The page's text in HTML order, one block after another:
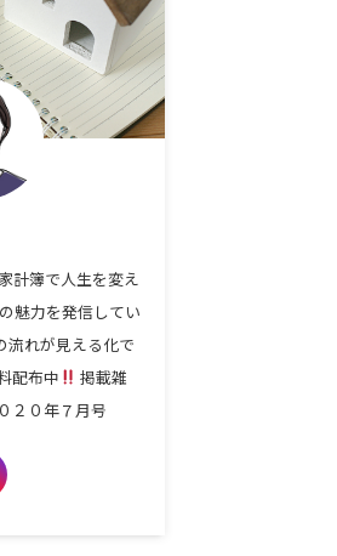
計簿で人生を変え
魅力を発信してい
流れが見える化で
配布中
掲載雑
２０年７月号